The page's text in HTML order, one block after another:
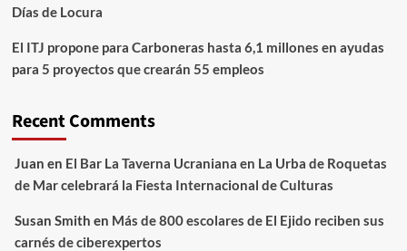
Días de Locura
El ITJ propone para Carboneras hasta 6,1 millones en ayudas
para 5 proyectos que crearán 55 empleos
Recent Comments
Juan en El Bar La Taverna Ucraniana en La Urba de Roquetas
de Mar celebrará la Fiesta Internacional de Culturas
Susan Smith en Más de 800 escolares de El Ejido reciben sus
carnés de ciberexpertos